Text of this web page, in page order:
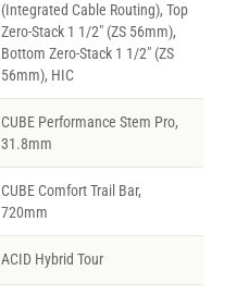
(Integrated Cable Routing), Top
Zero-Stack 1 1/2" (ZS 56mm),
Bottom Zero-Stack 1 1/2" (ZS
56mm), HIC
CUBE Performance Stem Pro,
31.8mm
CUBE Comfort Trail Bar,
720mm
ACID Hybrid Tour